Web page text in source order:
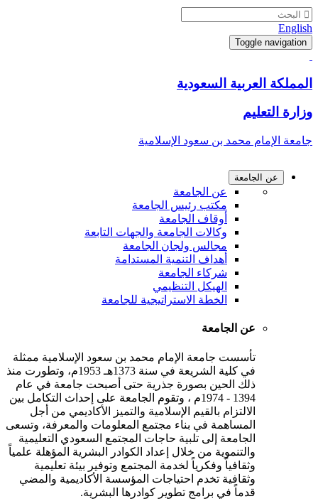
English
Toggle navigation
المملكة العربية السعودية
وزارة التعليم
جامعة الإمام محمد بن سعود الإسلامية
عن الجامعة
عن الجامعة
مكتب رئيس الجامعة
أوقاف الجامعة
وكالات الجامعة والجهات التابعة
مجالس ولجان الجامعة
أهداف التنمية المستدامة
شركاء الجامعة
الهيكل التنظيمي
الخطة الاستراتيجية للجامعة
عن الجامعة
تأسست جامعة الإمام محمد بن سعود الإسلامية ممثلة
في كلية الشريعة في سنة 1373هـ 1953م، وتطورت منذ
ذلك الحين بصورة جذرية حتى أصبحت جامعة في عام
1394 - 1974م ، وتقوم الجامعة على إحداث التكامل بين
الالتزام بالقيم الإسلامية والتميز الأكاديمي من أجل
المساهمة في بناء مجتمع المعلومات والمعرفة، وتسعى
الجامعة إلى تلبية حاجات المجتمع السعودي التعليمية
والتنموية من خلال إعداد الكوادر البشرية المؤهلة علمياً
وثقافياً وفكرياً لخدمة المجتمع وتوفير بيئة تعليمية
وثقافية تخدم احتياجات المؤسسة الأكاديمية والمضي
قدماً في برامج تطوير كوادرها البشرية.